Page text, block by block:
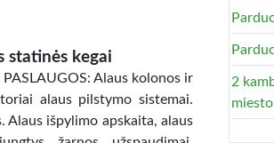
statinės kegai
PASLAUGOS: Alaus kolonos ir
alaus pilstymo sistemai.
išpylimo apskaita, alaus
2